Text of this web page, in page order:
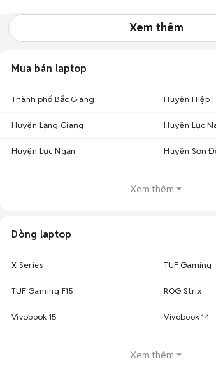
Xem thêm
Mua bán laptop
Thành phố Bắc Giang Huyện Hiệp
Huyện Lạng Giang Huyện Lục
Huyện Lục Ngạn Huyện Sơn
Xem thêm
Dòng laptop
X Series TUF Gaming
TUF Gaming F15 ROG Strix
Vivobook 15 Vivobook 14
Xem thêm